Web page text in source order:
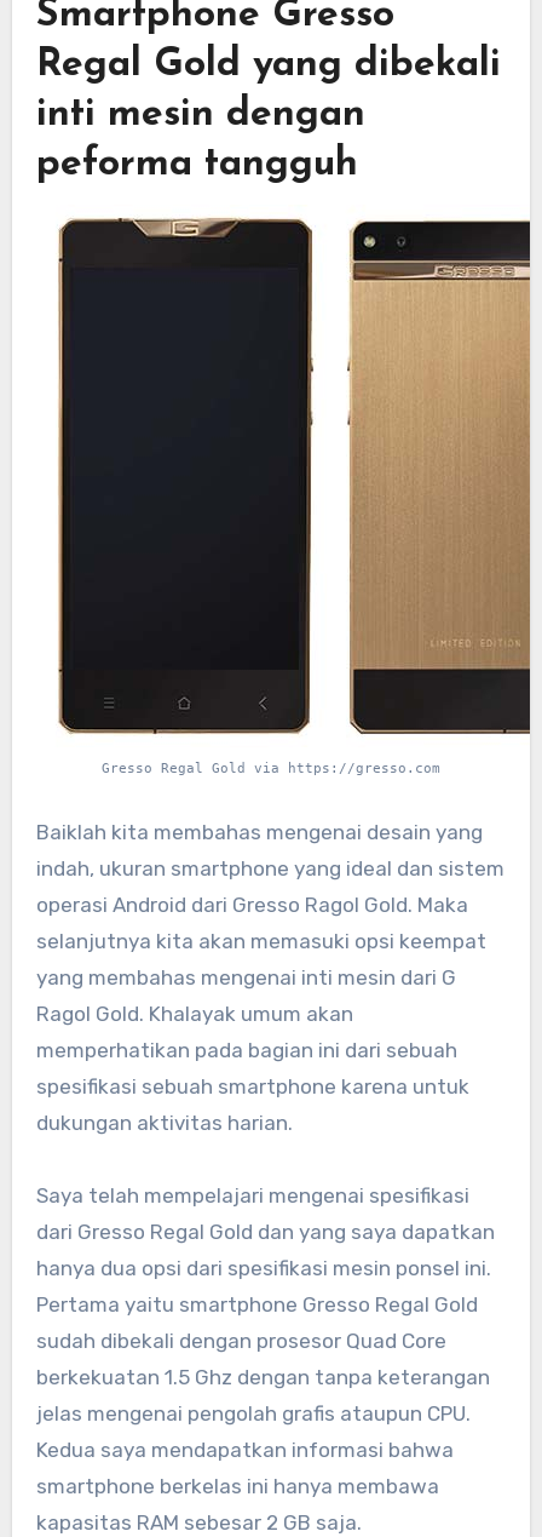
Smartphone Gresso
Regal Gold yang dibekali
inti mesin dengan
peforma tangguh
Gresso Regal Gold via https://gresso.com
Baiklah kita membahas mengenai desain yang
indah, ukuran smartphone yang ideal dan sistem
operasi Android dari Gresso Ragol Gold. Maka
selanjutnya kita akan memasuki opsi keempat
yang membahas mengenai inti mesin dari G
Ragol Gold. Khalayak umum akan
memperhatikan pada bagian ini dari sebuah
spesifikasi sebuah smartphone karena untuk
dukungan aktivitas harian.
Saya telah mempelajari mengenai spesifikasi
dari Gresso Regal Gold dan yang saya dapatkan
hanya dua opsi dari spesifikasi mesin ponsel ini.
Pertama yaitu smartphone Gresso Regal Gold
sudah dibekali dengan prosesor Quad Core
berkekuatan 1.5 Ghz dengan tanpa keterangan
jelas mengenai pengolah grafis ataupun CPU.
Kedua saya mendapatkan informasi bahwa
smartphone berkelas ini hanya membawa
kapasitas RAM sebesar 2 GB saja.